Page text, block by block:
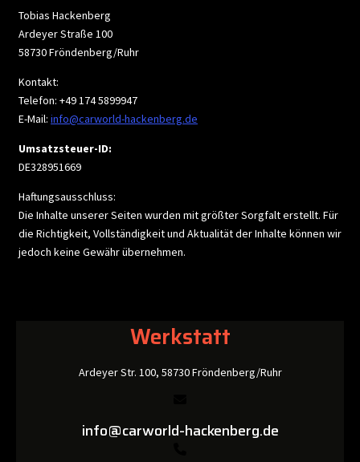
Tobias Hackenberg
Ardeyer Straße 100
58730 Fröndenberg/Ruhr
Kontakt:
Telefon: +49 174 5899947
E-Mail: info@carworld-hackenberg.de
Umsatzsteuer-ID:
DE328951669
Haftungsausschluss:
Die Inhalte unserer Seiten wurden mit größter Sorgfalt erstellt. Für
die Richtigkeit, Vollständigkeit und Aktualität der Inhalte können wir
jedoch keine Gewähr übernehmen.
Werkstatt
Ardeyer Str. 100, 58730 Fröndenberg/Ruhr
info@carworld-hackenberg.de